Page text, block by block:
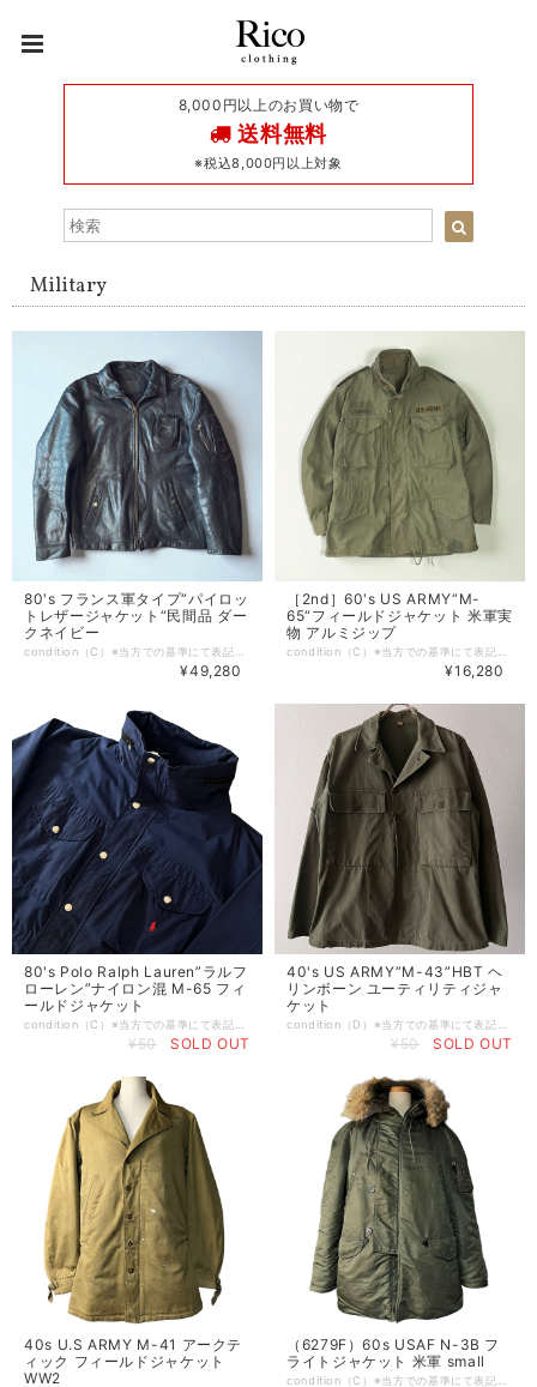
8,000円以上のお買い物で
送料無料
※税込8,000円以上対象
Military
80's フランス軍タイプ“パイロッ
トレザージャケット“民間品 ダー
クネイビー
¥49,280
［2nd］60's US ARMY“M-
65“フィールドジャケット 米軍実
物 アルミジップ
¥16,280
80's Polo Ralph Lauren”ラルフ
ローレン”ナイロン混 M-65 フィ
ールドジャケット
¥50 SOLD OUT
40's US ARMY”M-43”HBT ヘ
リンボーン ユーティリティジャ
ケット
¥50 SOLD OUT
40s U.S ARMY M-41 アークテ
ィック フィールドジャケット
WW2
（6279F）60s USAF N-3B フ
ライトジャケット 米軍 small